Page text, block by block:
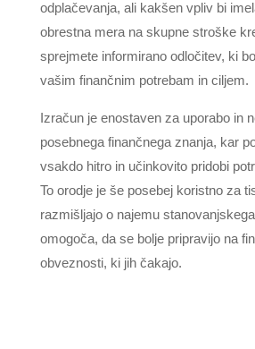
odplačevanja, ali kakšen vpliv bi
obrestna mera na skupne stroške
sprejmete informirano odločitev, ki
vašim finančnim potrebam in ciljem.
Izračun je enostaven za uporabo in
posebnega finančnega znanja, kar
vsakdo hitro in učinkovito pridobi
To orodje je še posebej koristno za
razmišljajo o najemu
omogoča, da se bolje pripravijo na
obveznosti, ki jih čakajo.